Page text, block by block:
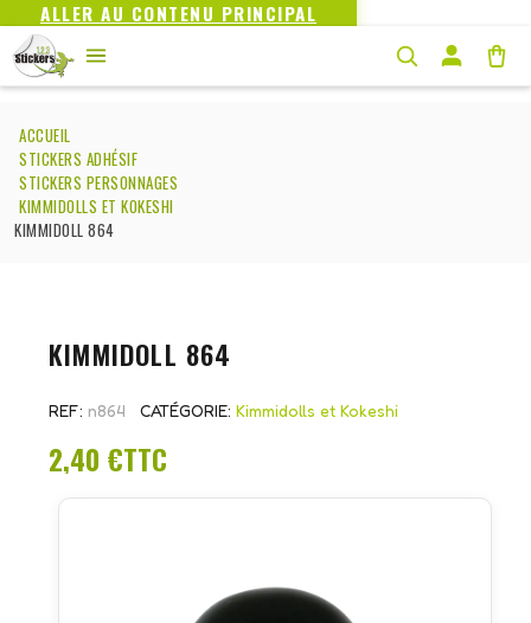
ALLER AU CONTENU PRINCIPAL
ACCUEIL
STICKERS ADHÉSIF
STICKERS PERSONNAGES
KIMMIDOLLS ET KOKESHI
KIMMIDOLL 864
KIMMIDOLL 864
REF n864 CATÉGORIE Kimmidolls et Kokeshi
2,40 €TTC